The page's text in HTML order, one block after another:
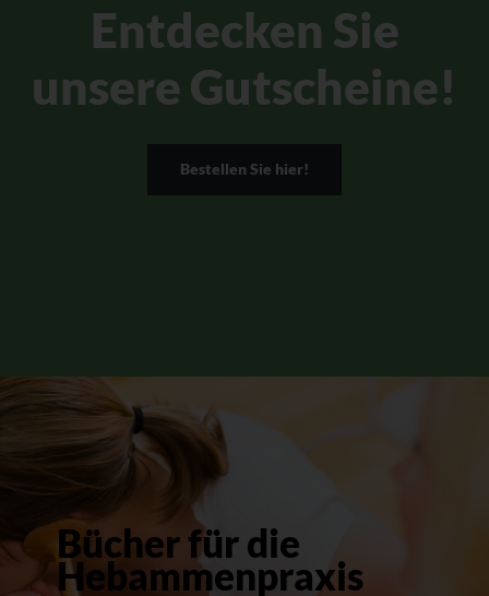
Entdecken Sie
unsere Gutscheine!
Bestellen Sie hier!
Bücher für die
Hebammenpraxis